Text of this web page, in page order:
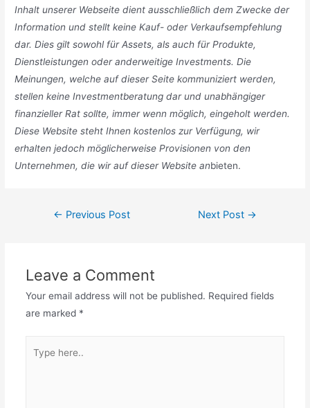
Inhalt unserer Webseite dient ausschließlich dem Zwecke der
Information und stellt keine Kauf- oder Verkaufsempfehlung
dar. Dies gilt sowohl für Assets, als auch für Produkte,
Dienstleistungen oder anderweitige Investments. Die
Meinungen, welche auf dieser Seite kommuniziert werden,
stellen keine Investmentberatung dar und unabhängiger
finanzieller Rat sollte, immer wenn möglich, eingeholt werden.
Diese Website steht Ihnen kostenlos zur Verfügung, wir
erhalten jedoch möglicherweise Provisionen von den
Unternehmen, die wir auf dieser Website anbieten.
Post← Previous Post Next Post →
Leave a Comment
Your email address will not be published. Required fields
are marked *
here..